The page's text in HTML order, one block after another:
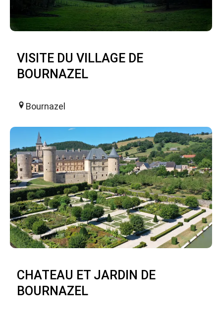
VISITE DU VILLAGE DE
BOURNAZEL
Bournazel
CHATEAU ET JARDIN DE
BOURNAZEL